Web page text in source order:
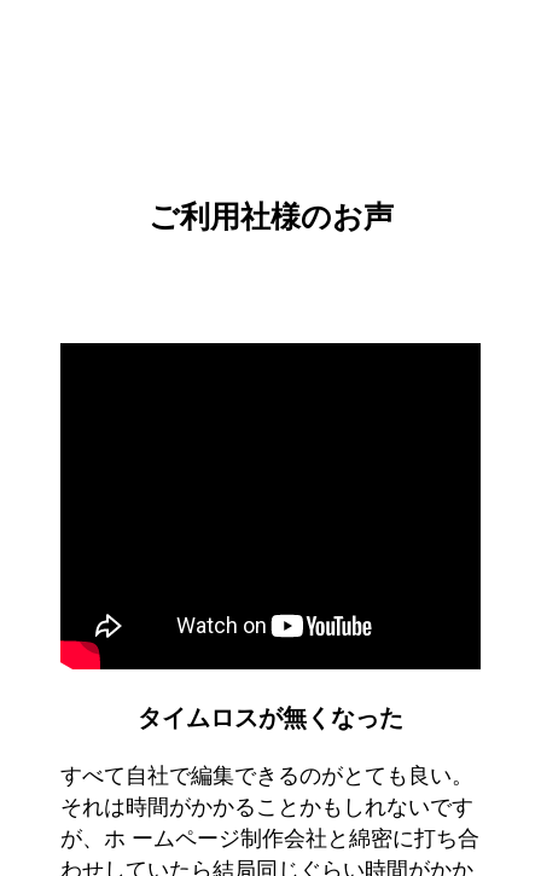
ご利用社様のお声
タイムロスが無くなった
すべて自社で編集できるのがとても良い。
それは時間がかかることかもしれないです
が、ホ ームページ制作会社と綿密に打ち合
わせしていたら結局同じぐらい時間がかか